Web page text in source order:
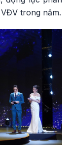
trong năm.